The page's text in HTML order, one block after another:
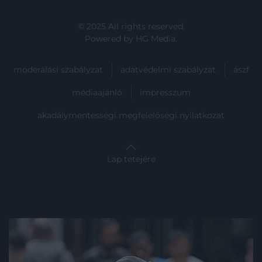
© 2025 All rights reserved.
Powered by HG Media.
moderálási szabályzat adatvédelmi szabályzat ászf
médiaajánló impresszum
akadálymentességi megfelelőségi nyilatkozat
Lap tetejére